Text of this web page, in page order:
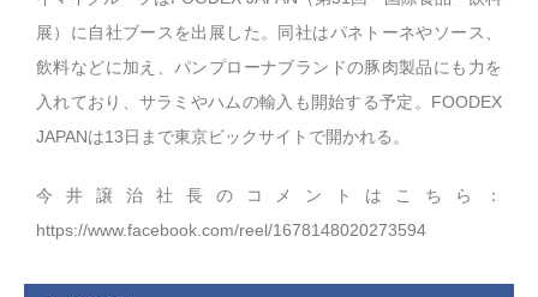
展）に自社ブースを出展した。同社はパネトーネやソース、
飲料などに加え、パンプローナブランドの豚肉製品にも力を
入れており、サラミやハムの輸入も開始する予定。FOODEX
JAPANは13日まで東京ビックサイトで開かれる。
今井譲治社長のコメントはこちら：
https://www.facebook.com/reel/1678148020273594